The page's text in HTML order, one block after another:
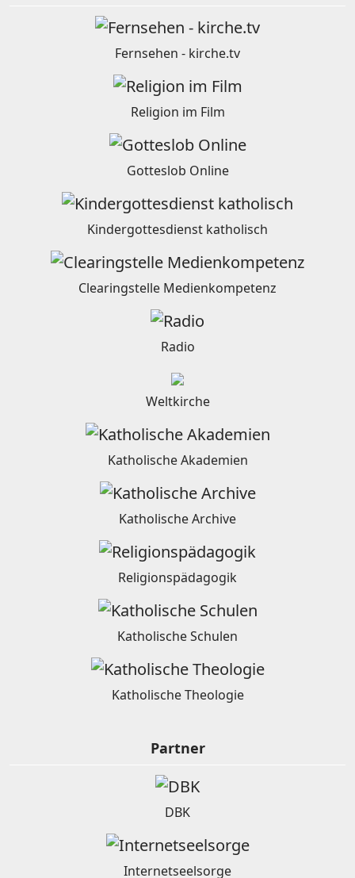
Fernsehen - kirche.tv
Religion im Film
Gotteslob Online
Kindergottesdienst katholisch
Clearingstelle Medienkompetenz
Radio
Weltkirche
Katholische Akademien
Katholische Archive
Religionspädagogik
Katholische Schulen
Katholische Theologie
Partner
DBK
Internetseelsorge